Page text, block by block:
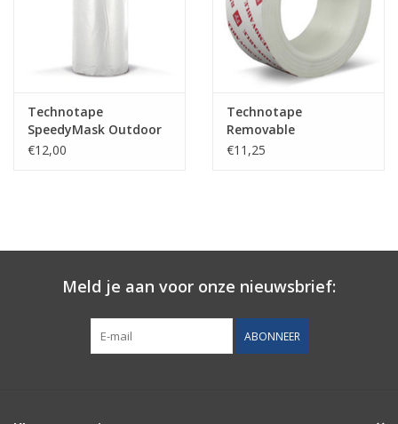
Technotape
SpeedyMask Outdoor
UV-B10
€12,00
Technotape
Removable
Stuclopertape
€11,25
Meld je aan voor onze nieuwsbrief:
ABONNEER